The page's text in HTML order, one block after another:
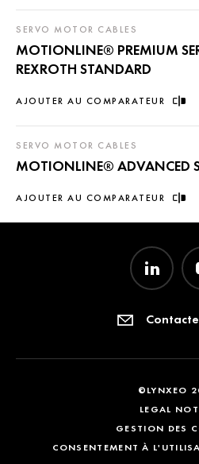
AJOUTER AU COMPARATEUR
SERVO MOTOR CABLES
MOTIONLINE® PREMIUM
REXROTH STANDARD
AJOUTER AU COMPARATEUR
SERVO MOTOR CABLES
MOTIONLINE® ADVANCED
©LYNXEO
LEGAL
GESTION DES
CONSENTEMENT À